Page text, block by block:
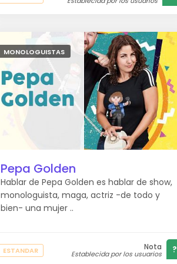
MONOLOGUISTAS
Pepa Golden
Hablar de Pepa Golden es hablar de show,
monologuista, maga, actriz -de todo y
bien- una mujer ..
ESTANDAR Nota
Establecida por los usuarios ?